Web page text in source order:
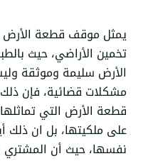
يمثل موقف قطعة الأرض
تخمين الأراضي، حيث
الأرض سليمة وموثقة
مشكلات قضائية، فإن
قطعة الأرض التي
على ملكيتها، بل ان ذلك
نفسها، حيث أن المشتري